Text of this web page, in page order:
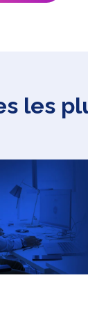
les